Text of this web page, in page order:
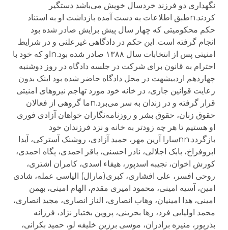
نگهداری دو فرزند خردسال خویش می‌باشد دستگیر
کردند.nطبق اطلاعات به دست آمده بازداشت او به استناد
حکم محکومیتی که چهار سال پیش برایش صادر شده بود
انجام گرفته است. این حکم در دادگاهی غیرعلنی و در شرایط
امنیتی پس از انتخابات سال ۱۳۸۸ صادر شده بود.nاو که خود با
احترام به قانون برای شرکت در جلسه دادگاه در روز دوشنبه
چهاردهم اردبیشهت در محل دادگاه حاضر شده بود اینک بدون
رعایت قوانین جاری،‌ در خانه خود مورد تهاجم نیروهای امنیتی
قرار گرفته و در زندان به سر می‌برد.nما گروهی از فعالان
حقوق زنان، حقوق بشر و روزنامه‌نگاران خواهان آزادی فوری
او هستیم تا هر چه زودتر به خانه و نزد فرزندان خود
بازگردد.nnسارا آرین مهر، حمید آزادی، روشنک آسترکی، آیدا
ابروفراخ، بابک اجلالی، نادر احسنی، باقر احمدى، پگاه احمدی،
کورش اخوان، نجیبه اسدپور، هیفاء اسدى، کامران اشتری،
روحی افسر، علی افشاری، کبری(مارال) الیاسی عمله، شادی
امین، آسیه امینى، محمود امیری مقدم، الهام امینی، بهمن
امینی، هدا امینیان، وهاب انصاری، الناز انصاری، مجید انصاری،
محمد اولیایی فرد، رها بحرینی، پروین بختیار نژاد، فرزانه
بذرپور، منیره برادران، موسی برزین خلیفه لو، حمید بکرانی،